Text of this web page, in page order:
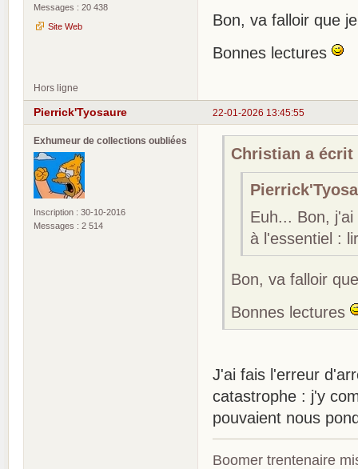
Messages : 20 438
Site Web
Bon, va falloir que
Bonnes lectures
Hors ligne
22-01-2026 13:45:55
Pierrick'Tyosaure
Exhumeur de collections oubliées
Inscription : 30-10-2016
Messages : 2 514
Christian a écrit
Euh... Bon,
à l'essentiel :
Bon, va falloir
Bonnes lectures
J'ai fais l'erreur
catastrophe : j'y
pouvaient nous
Boomer trentenaire